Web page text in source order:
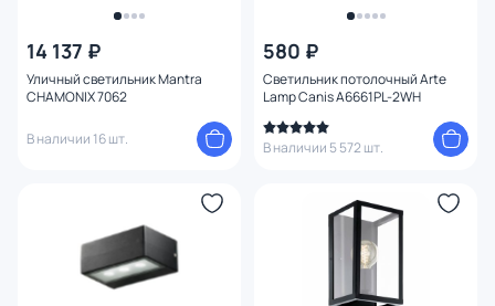
14 137 ₽
Уличный светильник Mantra
CHAMONIX 7062
В наличии 16 шт.
580 ₽
Светильник потолочный Arte
Lamp Сanis A6661PL-2WH
В наличии 5 572 шт.